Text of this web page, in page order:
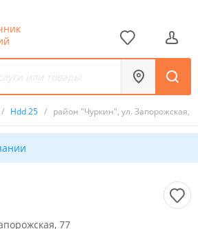
/ Hdd 25 / район "Чуркин", ул. Запорожская,
77